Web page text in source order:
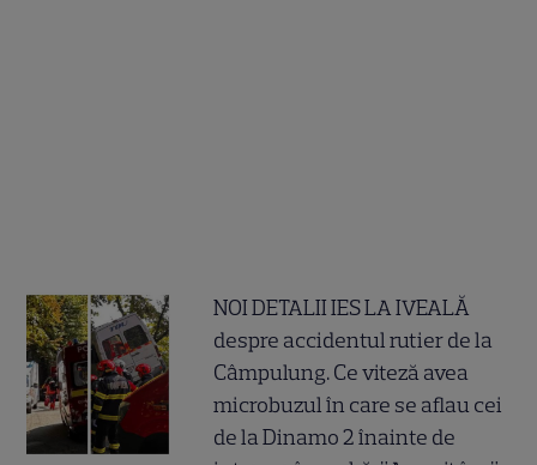
NOI DETALII IES LA IVEALĂ
despre accidentul rutier de la
Câmpulung. Ce viteză avea
microbuzul în care se aflau cei
de la Dinamo 2 înainte de